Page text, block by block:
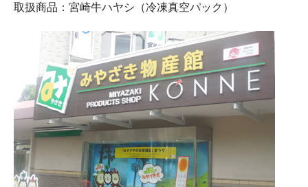
取扱商品：宮崎牛ハヤシ（冷凍真空パック）